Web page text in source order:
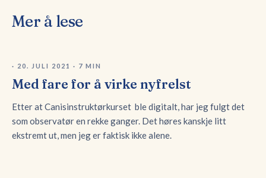
Mer å lese
· 20. JULI 2021 · 7 MIN
Med fare for å virke nyfrelst
Etter at Canisinstruktørkurset ble digitalt, har jeg fulgt det
som observatør en rekke ganger. Det høres kanskje litt
ekstremt ut, men jeg er faktisk ikke alene.